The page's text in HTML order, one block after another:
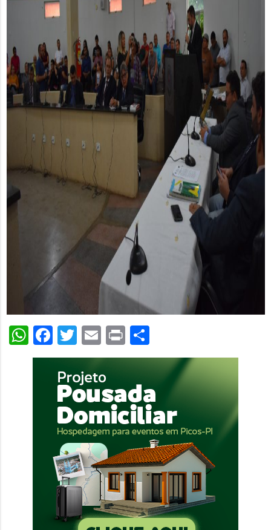
WhatsApp
Facebook
Twitter
Email
PrintShare